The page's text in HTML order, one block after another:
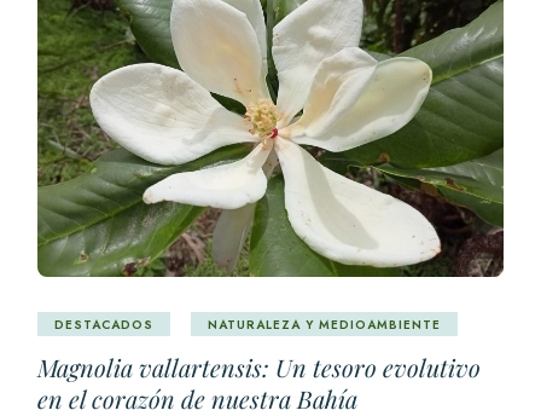
DESTACADOS NATURALEZA Y MEDIOAMBIENTE
Magnolia vallartensis: Un tesoro evolutivo
en el corazón de nuestra Bahía